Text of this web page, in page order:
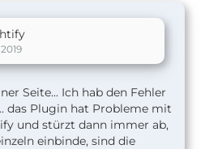
Seite... Ich hab den Fehler
das Plugin hat Probleme mit
und stürzt dann immer ab,
einbinde, sind die